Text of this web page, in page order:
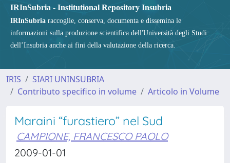
IRInSubria - Institutional Repository Insubria
IRInSubria raccoglie, conserva, documenta e dissemina le
informazioni sulla produzione scientifica dell'Università degli Studi
dell’Insubria anche ai fini della valutazione della ricerca.
IRIS
SIARI UNINSUBRIA
Contributo specifico in volume
Articolo in Volume
Maraini “furastiero” nel Sud
CAMPIONE, FRANCESCO PAOLO
2009-01-01